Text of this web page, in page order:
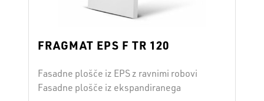
FRAGMAT EPS F TR 120
Fasadne plošče iz EPS z ravnimi robovi
Fasadne plošče iz ekspandiranega